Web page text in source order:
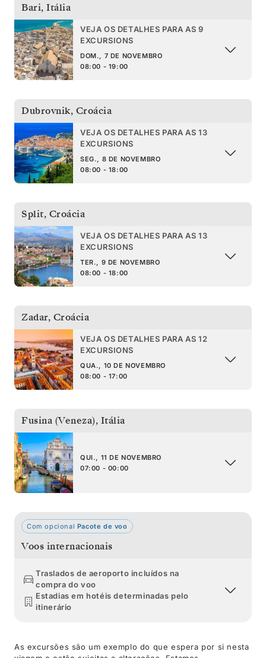
Bari, Itália
VEJA OS DETALHES PARA AS 9
EXCURSIONS
DOM., 7 DE NOVEMBRO
08:00 - 19:00
Dubrovnik, Croácia
VEJA OS DETALHES PARA AS 13
EXCURSIONS
SEG., 8 DE NOVEMBRO
08:00 - 18:00
Split, Croácia
VEJA OS DETALHES PARA AS 13
EXCURSIONS
TER., 9 DE NOVEMBRO
08:00 - 18:00
Zadar, Croácia
VEJA OS DETALHES PARA AS 12
EXCURSIONS
QUA., 10 DE NOVEMBRO
08:00 - 17:00
Fusina (Veneza), Itália
QUI., 11 DE NOVEMBRO
07:00 - 00:00
Com opcional Pacote de voo
Voos internacionais
Traslados de aeroporto incluídos na
compra do voo
Estadias em hotéis determinadas pelo
itinerário
As excursões são um exemplo do que espera por si nesta